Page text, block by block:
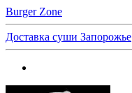
Burger Zone
Доставка суши Запорожье